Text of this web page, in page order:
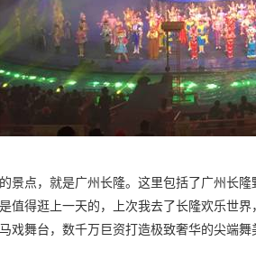
景点，就是广州长隆。这里包括了广州长
值得逛上一天的，上次我去了长隆欢乐世
戏舞台，数千万巨资打造极致奢华的尖端